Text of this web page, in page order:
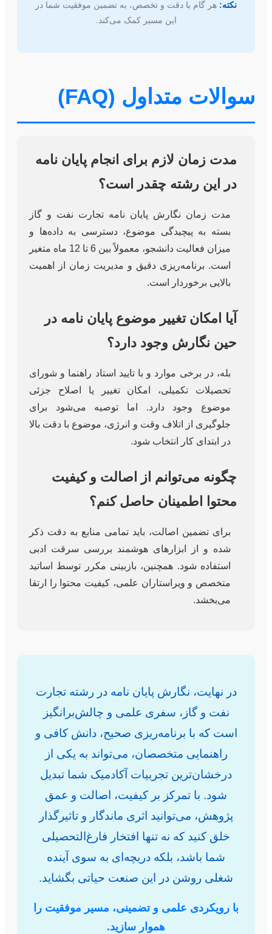
نکته: هر گام با دقت و تخصص، به تضمین موفقیت شما در
این مسیر کمک می‌کند.
سوالات متداول (FAQ)
مدت زمان لازم برای انجام پایان نامه
در این رشته چقدر است؟
مدت زمان نگارش پایان نامه تجارت نفت و گاز
بسته به پیچیدگی موضوع، دسترسی به داده‌ها و
میزان فعالیت دانشجو، معمولاً بین 6 تا 12 ماه متغیر
است. برنامه‌ریزی دقیق و مدیریت زمان از اهمیت
بالایی برخوردار است.
آیا امکان تغییر موضوع پایان نامه در
حین نگارش وجود دارد؟
بله، در برخی موارد و با تایید استاد راهنما و شورای
تحصیلات تکمیلی، امکان تغییر یا اصلاح جزئی
موضوع وجود دارد. اما توصیه می‌شود برای
جلوگیری از اتلاف وقت و انرژی، موضوع با دقت بالا
در ابتدای کار انتخاب شود.
چگونه می‌توانم از اصالت و کیفیت
محتوا اطمینان حاصل کنم؟
برای تضمین اصالت، باید تمامی منابع به دقت ذکر
شده و از ابزارهای هوشمند بررسی سرقت ادبی
استفاده شود. همچنین، بازبینی مکرر توسط اساتید
متخصص و ویراستاران علمی، کیفیت محتوا را ارتقا
می‌بخشد.
در نهایت، نگارش پایان نامه در رشته تجارت
نفت و گاز، سفری علمی و چالش‌برانگیز
است که با برنامه‌ریزی صحیح، دانش کافی و
راهنمایی متخصصان، می‌تواند به یکی از
درخشان‌ترین تجربیات آکادمیک شما تبدیل
شود. با تمرکز بر کیفیت، اصالت و عمق
پژوهش، می‌توانید اثری ماندگار و تاثیرگذار
خلق کنید که نه تنها افتخار فارغ‌التحصیلی
شما باشد، بلکه دریچه‌ای به سوی آینده
شغلی روشن در این صنعت حیاتی بگشاید.
با رویکردی علمی و تضمینی، مسیر موفقیت را
هموار سازید.